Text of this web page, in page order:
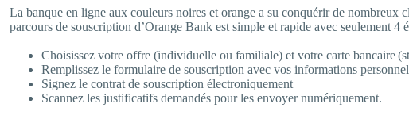
La banque en ligne aux couleurs noires et orange a su conquérir de
parcours de souscription d’Orange Bank est simple et rapide avec seulement 4
Choisissez votre offre (individuelle ou familiale) et votre carte bancaire
Remplissez le formulaire de souscription avec vos informations
Signez le contrat de souscription électroniquement
Scannez les justificatifs demandés pour les envoyer numériquement.